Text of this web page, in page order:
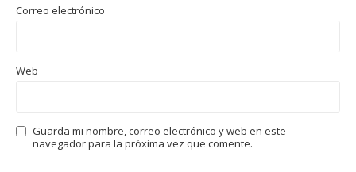
Correo electrónico
Web
Guarda mi nombre, correo electrónico y web en este
navegador para la próxima vez que comente.